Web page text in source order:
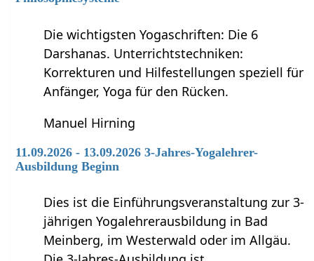
Die wichtigsten Yogaschriften: Die 6
Darshanas. Unterrichtstechniken:
Korrekturen und Hilfestellungen speziell für
Anfänger, Yoga für den Rücken.
Manuel Hirning
11.09.2026 - 13.09.2026 3-Jahres-Yogalehrer-
Ausbildung Beginn
Dies ist die Einführungsveranstaltung zur 3-
jährigen Yogalehrerausbildung in Bad
Meinberg, im Westerwald oder im Allgäu.